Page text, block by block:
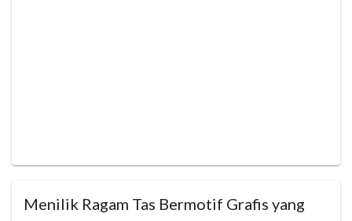
Menilik Ragam Tas Bermotif Grafis yang